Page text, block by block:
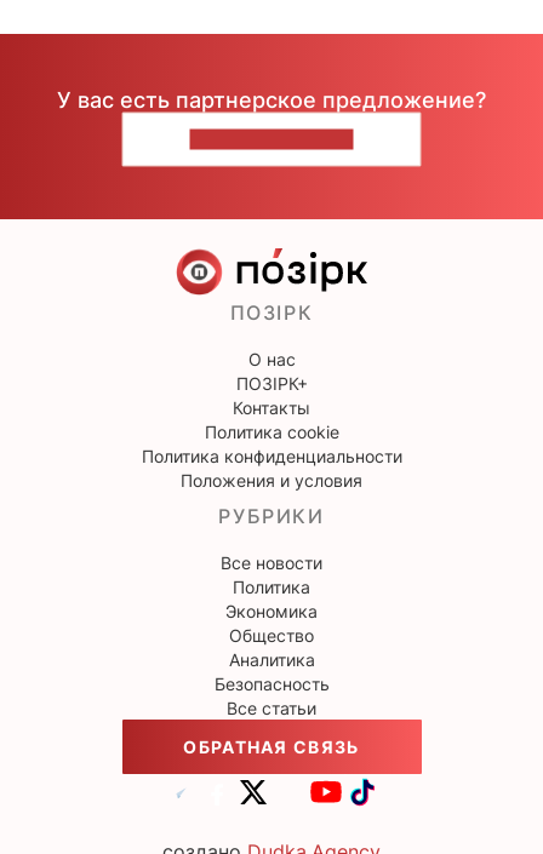
У вас есть партнерское предложение?
ПОЗІРК
О нас
ПОЗІРК+
Контакты
Политика cookie
Политика конфиденциальности
Положения и условия
РУБРИКИ
Все новости
Политика
Экономика
Общество
Аналитика
Безопасность
Все статьи
ОБРАТНАЯ СВЯЗЬ